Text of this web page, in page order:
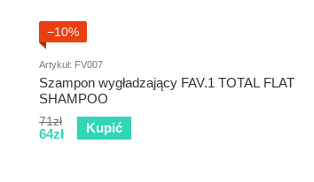
−10%
Artykuł: FV007
Szampon wygładzający FAV.1 TOTAL FLAT
SHAMPOO
71zł
64zł Kupić